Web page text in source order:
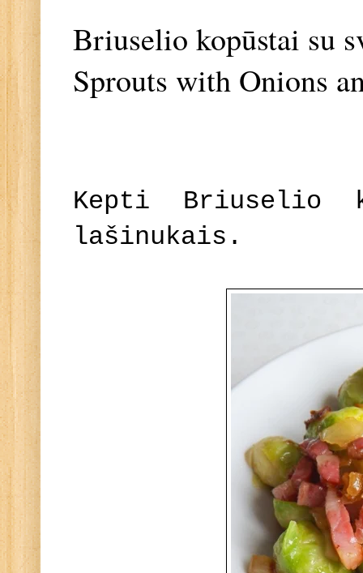
Briuselio kopūstai su
Sprouts with Onions
Kepti Briuselio
lašinukais.